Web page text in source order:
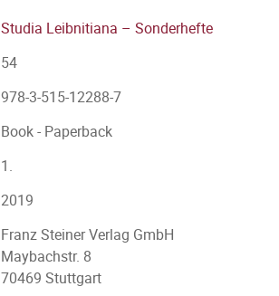
Studia Leibnitiana – Sonderhefte
54
978-3-515-12288-7
Book - Paperback
1.
2019
Franz Steiner Verlag GmbH
Maybachstr. 8
70469 Stuttgart